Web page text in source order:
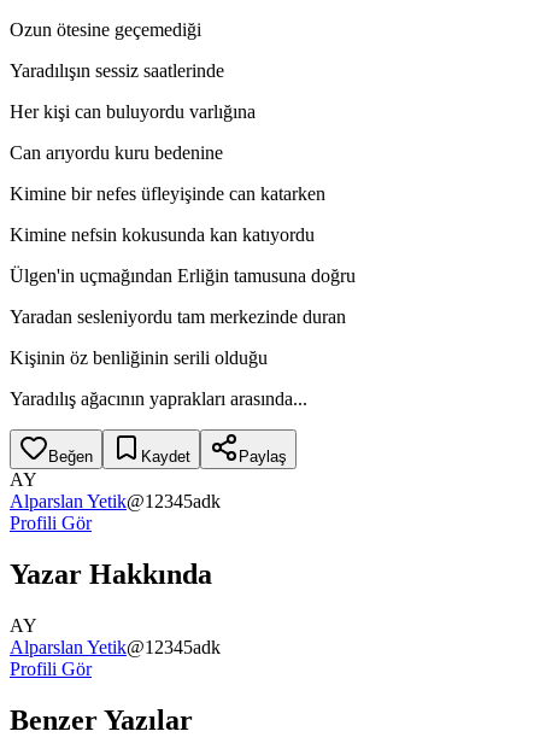
Ozun ötesine geçemediği
Yaradılışın sessiz saatlerinde
Her kişi can buluyordu varlığına
Can arıyordu kuru bedenine
Kimine bir nefes üfleyişinde can katarken
Kimine nefsin kokusunda kan katıyordu
Ülgen'in uçmağından Erliğin tamusuna doğru
Yaradan sesleniyordu tam merkezinde duran
Kişinin öz benliğinin serili olduğu
Yaradılış ağacının yaprakları arasında...
Beğen Kaydet Paylaş
AY
Alparslan Yetik@12345adk
Profili Gör
Yazar Hakkında
AY
Alparslan Yetik@12345adk
Profili Gör
Benzer Yazılar